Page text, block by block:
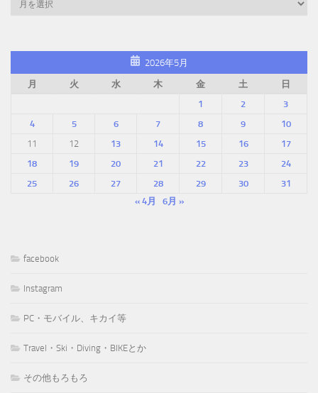
2026年5月
月
火 水 木 金 土
日
1
2
3
4
5 6 7 8 9
10
11
12 13 14 15 16
17
18
19 20 21 22 23
24
25
26 27 28 29 30
31
« 4月
6月 »
facebook
Instagram
PC・モバイル、キカイ等
Travel・Ski・Diving・BIKEとか
その他もろもろ